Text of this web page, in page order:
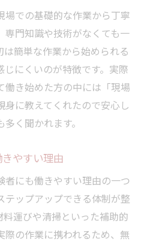
での基礎的な作業から丁寧
専門知識や技術がなくても一
簡単な作業から始められる
にくいのが特徴です。実際
働き始めた方の中には「現場
身に教えてくれたので安心し
く聞かれます。
やすい理由
にも働きやすい理由の一つ
テップアップできる体制が整
料運びや清掃といった補助的
の作業に携われるため、無